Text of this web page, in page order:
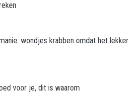
wondjes krabben omdat het lekker
voor je, dit is waarom